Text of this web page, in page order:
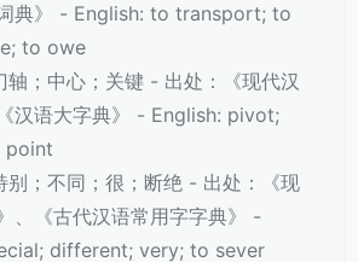
词典》 - English: to transport; to
to owe
轴；中心；关键 - 出处：《现代汉
汉语大字典》 - English: pivot;
point
别；不同；很；断绝 - 出处：《现
、《古代汉语常用字字典》 -
different; very; to sever